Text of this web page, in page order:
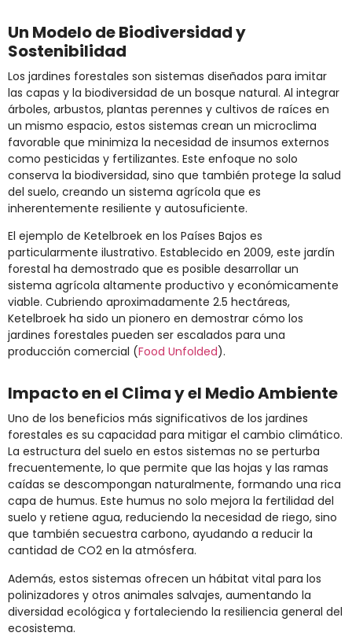
Un Modelo de Biodiversidad y
Sostenibilidad
Los jardines forestales son sistemas diseñados para imitar
las capas y la biodiversidad de un bosque natural. Al integrar
árboles, arbustos, plantas perennes y cultivos de raíces en
un mismo espacio, estos sistemas crean un microclima
favorable que minimiza la necesidad de insumos externos
como pesticidas y fertilizantes. Este enfoque no solo
conserva la biodiversidad, sino que también protege la salud
del suelo, creando un sistema agrícola que es
inherentemente resiliente y autosuficiente.
El ejemplo de Ketelbroek en los Países Bajos es
particularmente ilustrativo. Establecido en 2009, este jardín
forestal ha demostrado que es posible desarrollar un
sistema agrícola altamente productivo y económicamente
viable. Cubriendo aproximadamente 2.5 hectáreas,
Ketelbroek ha sido un pionero en demostrar cómo los
jardines forestales pueden ser escalados para una
producción comercial​ (Food Unfolded)​.
Impacto en el Clima y el Medio Ambiente
Uno de los beneficios más significativos de los jardines
forestales es su capacidad para mitigar el cambio climático.
La estructura del suelo en estos sistemas no se perturba
frecuentemente, lo que permite que las hojas y las ramas
caídas se descompongan naturalmente, formando una rica
capa de humus. Este humus no solo mejora la fertilidad del
suelo y retiene agua, reduciendo la necesidad de riego, sino
que también secuestra carbono, ayudando a reducir la
cantidad de CO2 en la atmósfera​.
Además, estos sistemas ofrecen un hábitat vital para los
polinizadores y otros animales salvajes, aumentando la
diversidad ecológica y fortaleciendo la resiliencia general del
ecosistema.